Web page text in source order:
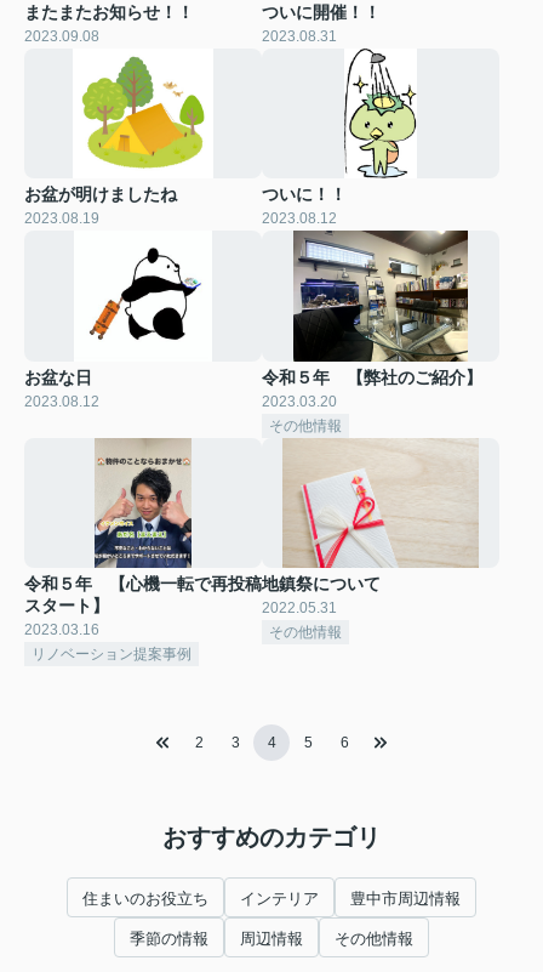
またまたお知らせ！！
2023.09.08
ついに開催！！
2023.08.31
お盆が明けましたね
2023.08.19
ついに！！
2023.08.12
お盆な日
2023.08.12
令和５年 【弊社のご紹介】
2023.03.20
その他情報
令和５年 【心機一転で再投稿
スタート】
2023.03.16
リノベーション提案事例
地鎮祭について
2022.05.31
その他情報
2 3 4 5 6
おすすめのカテゴリ
住まいのお役立ち インテリア 豊中市周辺情報
季節の情報 周辺情報 その他情報